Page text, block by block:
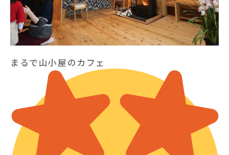
まるで山小屋のカフェ